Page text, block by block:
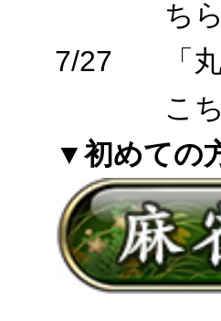
ちら
7/27
「
こ
▼初めての